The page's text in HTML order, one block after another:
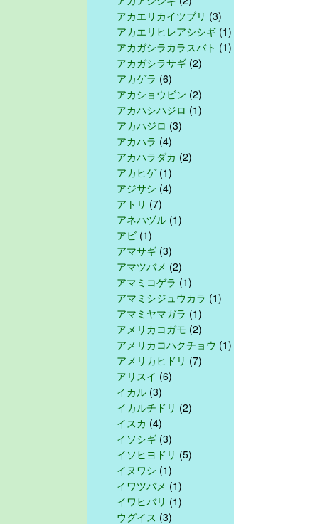
アカエリカイツブリ (3)
アカエリヒレアシシギ (1)
アカガシラカラスバト (1)
アカガシラサギ (2)
アカゲラ (6)
アカショウビン (2)
アカハシハジロ (1)
アカハジロ (3)
アカハラ (4)
アカハラダカ (2)
アカヒゲ(1)
アジサシ (4)
アトリ (7)
アネハヅル (1)
アビ (1)
アマサギ (3)
アマツバメ (2)
アマミコゲラ (1)
アマミシジュウカラ (1)
アマミヤマガラ (1)
アメリカコガモ (2)
アメリカコハクチョウ (1)
アメリカヒドリ (7)
アリスイ (6)
イカル (3)
イカルチドリ (2)
イスカ (4)
イソシギ (3)
イソヒヨドリ (5)
イヌワシ (1)
イワツバメ (1)
イワヒバリ (1)
ウグイス (3)